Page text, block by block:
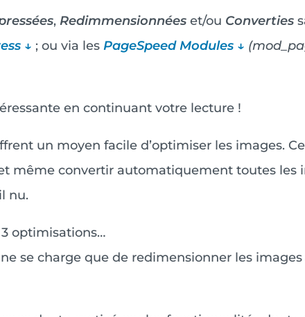
, Redimmensionnéeset/ou Converties
↓ ; ou via les PageSpeed Modules ↓
en continuant votre lecture !
un moyen facile d’optimiser les images.
même convertir automatiquement toutes les
nu.
3 optimisations…
se charge que de redimensionner les